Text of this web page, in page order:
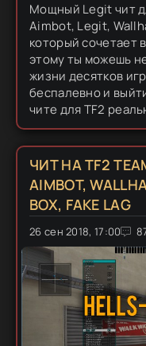
Мощный Legit чит
Aimbot, Legit,
который сочетает
этому ты можешь
жизни десятков
беспалевно и
чите для TF2
можешь их
уникальный
ЧИТ НА TF2
AIMBOT,
BOX, FAKE LAG
26 сен 2018, 17:00
1 2 3 4 5